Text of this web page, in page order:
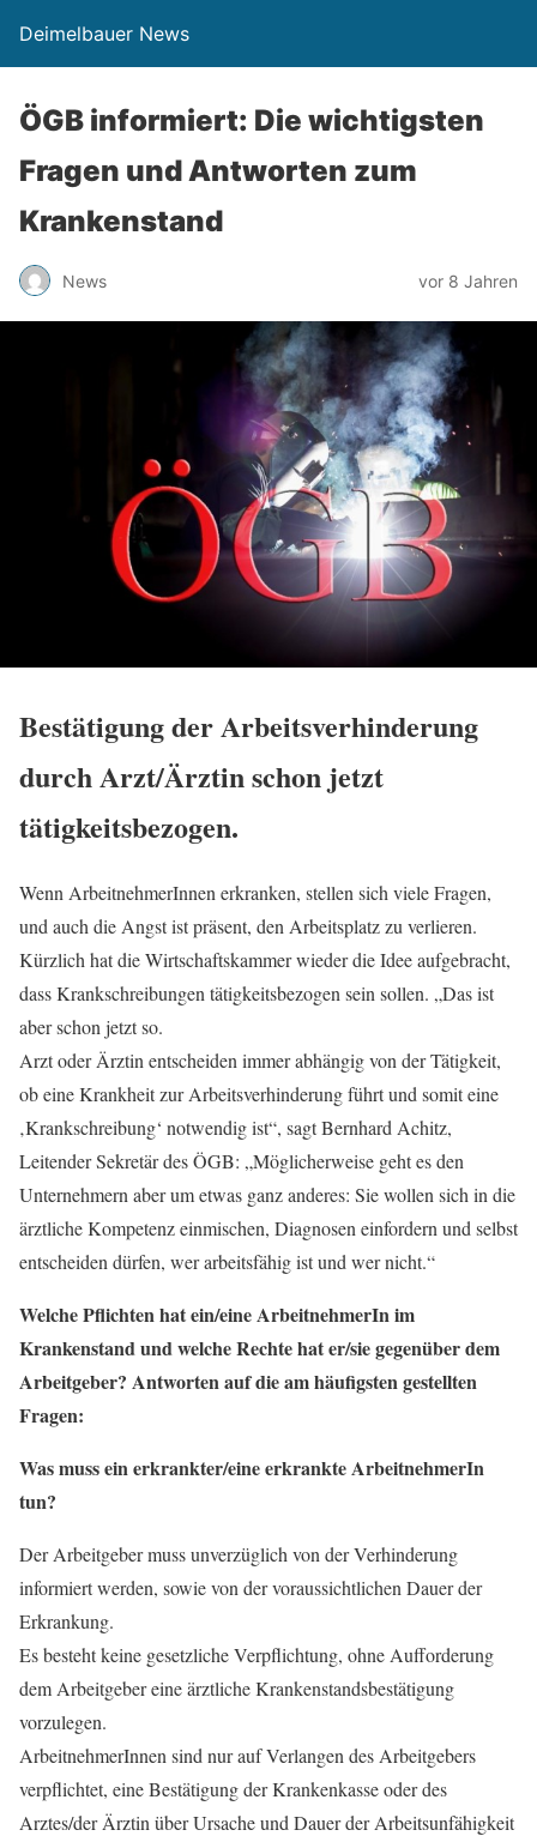
Deimelbauer News
ÖGB informiert: Die wichtigsten
Fragen und Antworten zum
Krankenstand
News vor 8 Jahren
Bestätigung der Arbeitsverhinderung
durch Arzt/Ärztin schon jetzt
tätigkeitsbezogen.
Wenn ArbeitnehmerInnen erkranken, stellen sich viele Fragen,
und auch die Angst ist präsent, den Arbeitsplatz zu verlieren.
Kürzlich hat die Wirtschaftskammer wieder die Idee aufgebracht,
dass Krankschreibungen tätigkeitsbezogen sein sollen. „Das ist
aber schon jetzt so.
Arzt oder Ärztin entscheiden immer abhängig von der Tätigkeit,
ob eine Krankheit zur Arbeitsverhinderung führt und somit eine
‚Krankschreibung‘ notwendig ist“, sagt Bernhard Achitz,
Leitender Sekretär des ÖGB: „Möglicherweise geht es den
Unternehmern aber um etwas ganz anderes: Sie wollen sich in die
ärztliche Kompetenz einmischen, Diagnosen einfordern und selbst
entscheiden dürfen, wer arbeitsfähig ist und wer nicht.“
Welche Pflichten hat ein/eine ArbeitnehmerIn im
Krankenstand und welche Rechte hat er/sie gegenüber dem
Arbeitgeber? Antworten auf die am häufigsten gestellten
Fragen:
Was muss ein erkrankter/eine erkrankte ArbeitnehmerIn
tun?
Der Arbeitgeber muss unverzüglich von der Verhinderung
informiert werden, sowie von der voraussichtlichen Dauer der
Erkrankung.
Es besteht keine gesetzliche Verpflichtung, ohne Aufforderung
dem Arbeitgeber eine ärztliche Krankenstandsbestätigung
vorzulegen.
ArbeitnehmerInnen sind nur auf Verlangen des Arbeitgebers
verpflichtet, eine Bestätigung der Krankenkasse oder des
Arztes/der Ärztin über Ursache und Dauer der Arbeitsunfähigkeit